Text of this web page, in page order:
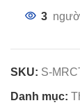
3
SKU: S-
Danh mục: